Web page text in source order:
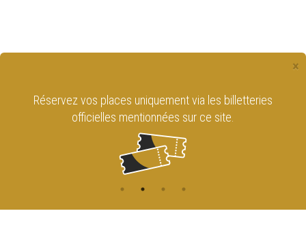
×
Réservez vos places uniquement via les billetteries
officielles mentionnées sur ce site.